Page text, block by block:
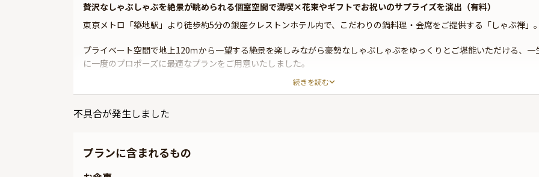
贅沢なしゃぶしゃぶを絶景が眺められる個室空間で満喫×花束やギフトでお祝いのサプライズを演出（有料）
東京メトロ「築地駅」より徒歩約5分の銀座クレストンホテル内で、こだわりの鍋料理・会席をご提供する「しゃぶ禅」。
プライベート空間で地上120ｍから一望する絶景を楽しみながら豪勢なしゃぶしゃぶをゆっくりとご堪能いただける、一
に一度のプロポーズに最適なプランをご用意いたしました。
お席は隅田川、勝鬨橋、東京タワー、銀座など東京ならではの華やかな眺望が魅力の落ち着いた雰囲気ただよう和モダン
是非、愛の言葉を伝えてみませんか？
続きを読む
不具合が発生しました
プランに含まれるもの